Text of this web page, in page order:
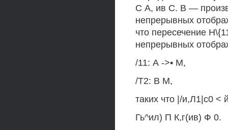
С А, ив С. В —
непрерывных
что пересечение
непрерывных
/11: А ->• М,
/Т2: В М,
таких что |/и,Л1|с0
Гь^ил) П К,г(ив) Ф 0.